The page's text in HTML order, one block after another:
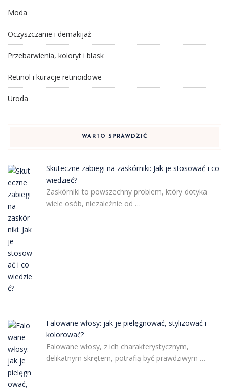
Moda
Oczyszczanie i demakijaż
Przebarwienia, koloryt i blask
Retinol i kuracje retinoidowe
Uroda
WARTO SPRAWDZIĆ
Skuteczne zabiegi na zaskórniki: Jak je stosować i co
wiedzieć?
Zaskórniki to powszechny problem, który dotyka
wiele osób, niezależnie od …
Falowane włosy: jak je pielęgnować, stylizować i
kolorować?
Falowane włosy, z ich charakterystycznym,
delikatnym skrętem, potrafią być prawdziwym …